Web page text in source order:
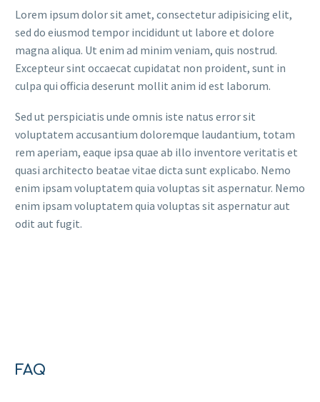
Lorem ipsum dolor sit amet, consectetur adipisicing elit,
sed do eiusmod tempor incididunt ut labore et dolore
magna aliqua. Ut enim ad minim veniam, quis nostrud.
Excepteur sint occaecat cupidatat non proident, sunt in
culpa qui officia deserunt mollit anim id est laborum.
Sed ut perspiciatis unde omnis iste natus error sit
voluptatem accusantium doloremque laudantium, totam
rem aperiam, eaque ipsa quae ab illo inventore veritatis et
quasi architecto beatae vitae dicta sunt explicabo. Nemo
enim ipsam voluptatem quia voluptas sit aspernatur. Nemo
enim ipsam voluptatem quia voluptas sit aspernatur aut
odit aut fugit.
FAQ